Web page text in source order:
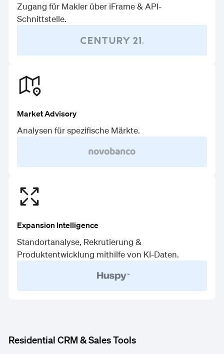
Zugang für Makler über iFrame & API-
Schnittstelle.
Market Advisory
Analysen für spezifische Märkte.
Expansion Intelligence
Standortanalyse, Rekrutierung &
Produktentwicklung mithilfe von KI-Daten.
Residential CRM & Sales Tools